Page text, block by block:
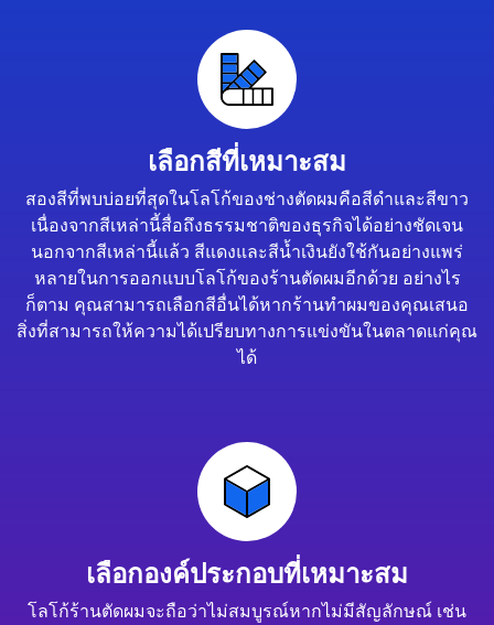
เลือกสีที่เหมาะสม
สองสีที่พบบ่อยที่สุดในโลโก้ของช่างตัดผมคือสีดำและสีขาว
เนื่องจากสีเหล่านี้สื่อถึงธรรมชาติของธุรกิจได้อย่างชัดเจน
นอกจากสีเหล่านี้แล้ว สีแดงและสีน้ำเงินยังใช้กันอย่างแพร่
หลายในการออกแบบโลโก้ของร้านตัดผมอีกด้วย อย่างไร
ก็ตาม คุณสามารถเลือกสีอื่นได้หากร้านทำผมของคุณเสนอ
สิ่งที่สามารถให้ความได้เปรียบทางการแข่งขันในตลาดแก่คุณ
ได้
เลือกองค์ประกอบที่เหมาะสม
โลโก้ร้านตัดผมจะถือว่าไม่สมบูรณ์หากไม่มีสัญลักษณ์ เช่น